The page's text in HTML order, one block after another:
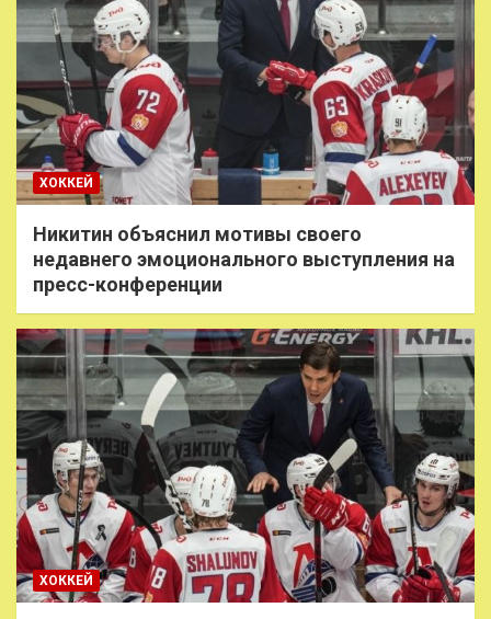
ХОККЕЙ
Никитин объяснил мотивы своего
недавнего эмоционального выступления на
пресс-конференции
ХОККЕЙ